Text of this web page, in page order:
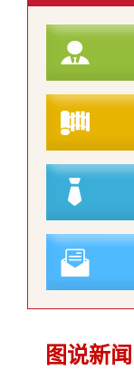
图说新闻